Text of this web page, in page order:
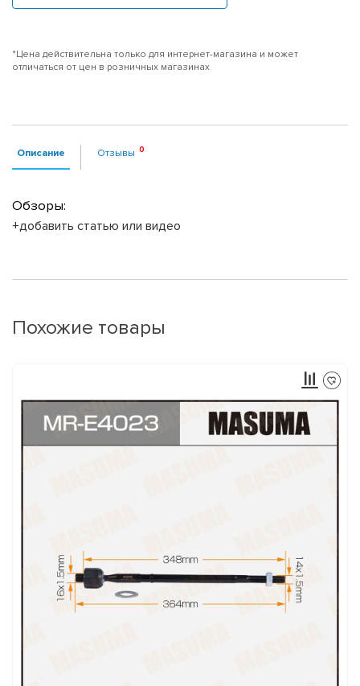
*Цена действительна только для интернет-магазина и может
отличаться от цен в розничных магазинах
Описание Отзывы
Обзоры:
+добавить статью или видео
Похожие товары